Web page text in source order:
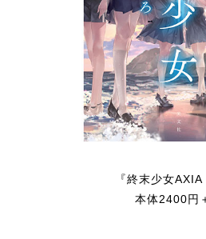
『終末少女AXIA
本体2400円